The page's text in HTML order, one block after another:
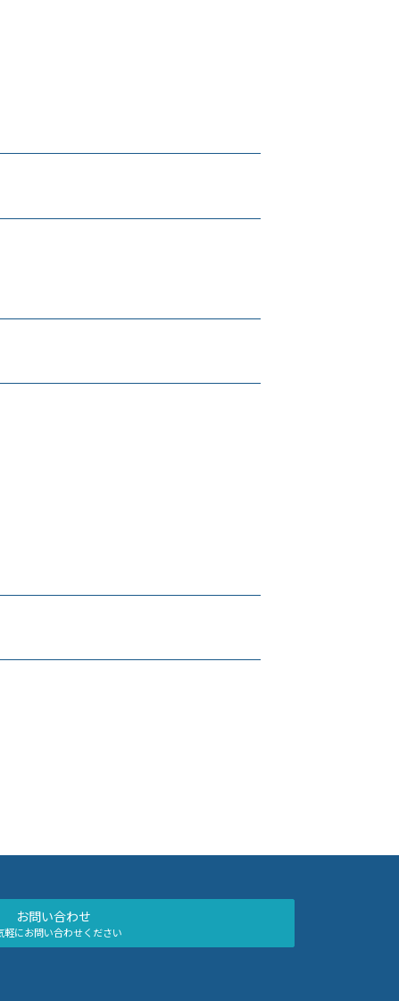
お問い合わせ
軽にお問い合わせください